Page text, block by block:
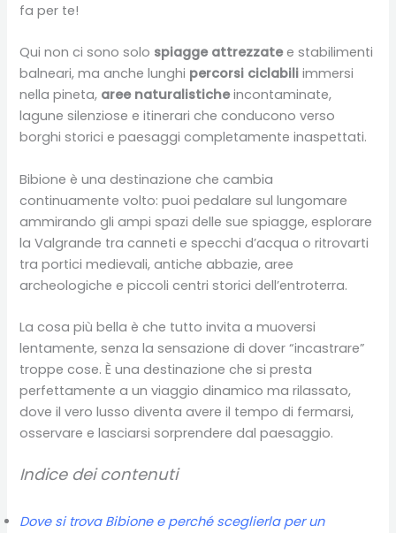
fa per te!
Qui non ci sono solo spiagge attrezzatee stabilimenti
balneari, ma anche lunghi percorsi ciclabili immersi
nella pineta, aree naturalisticheincontaminate,
lagune silenziose e itinerari che conducono verso
borghi storici e paesaggi completamente inaspettati.
Bibione è una destinazione che cambia
continuamente volto: puoi pedalare sul lungomare
ammirando gli ampi spazi delle sue spiagge, esplorare
la Valgrande tra canneti e specchi d’acqua o ritrovarti
tra portici medievali, antiche abbazie, aree
archeologiche e piccoli centri storici dell’entroterra.
La cosa più bella è che tutto invita a muoversi
lentamente, senza la sensazione di dover “incastrare”
troppe cose. È una destinazione che si presta
perfettamente a un viaggio dinamico ma rilassato,
dove il vero lusso diventa avere il tempo di fermarsi,
osservare e lasciarsi sorprendere dal paesaggio.
Indice dei contenuti
Dove si trova Bibione e perché sceglierla per un